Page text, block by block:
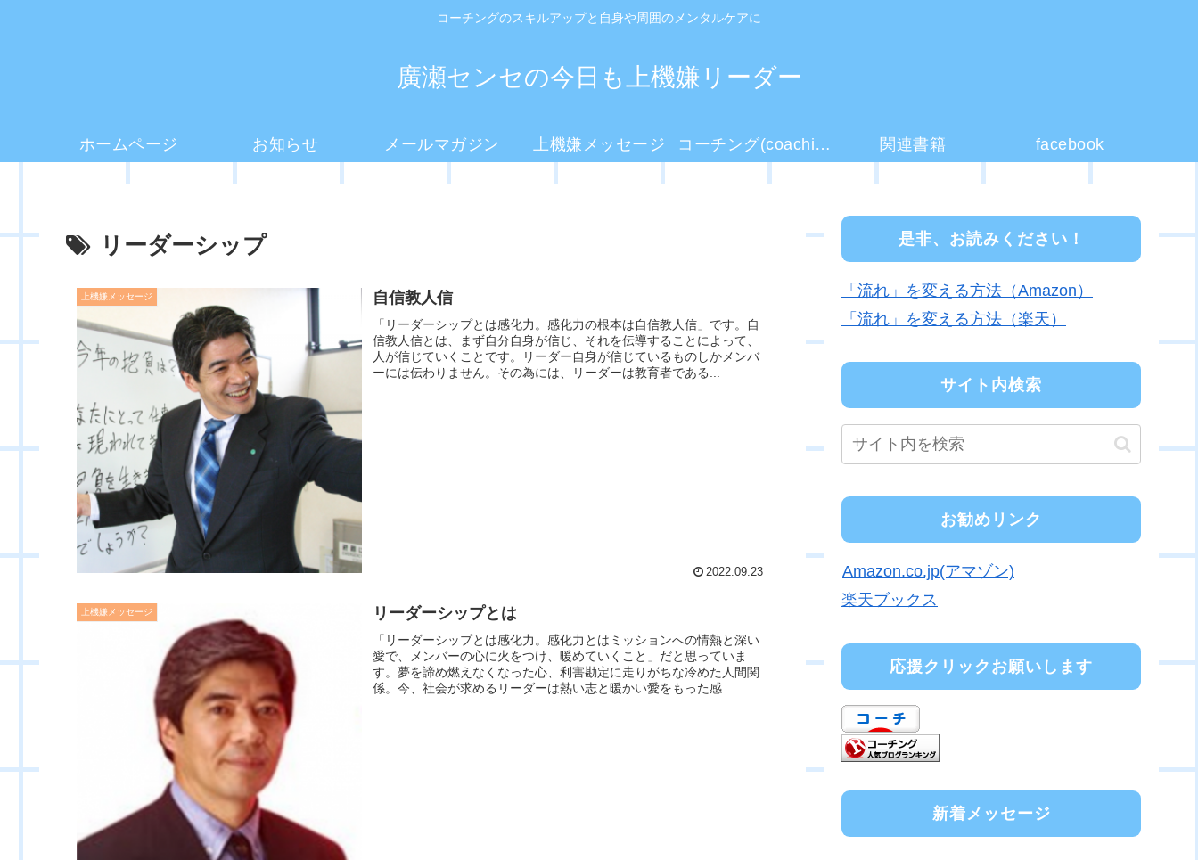
コーチングのスキルアップと自身や周囲のメンタルケアに
廣瀬センセの今日も上機嫌リーダー
ホームページ お知らせ メールマガジン 上機嫌メッセージ コーチング(coaching)とは？ 関連書籍 facebook
リーダーシップ
上機嫌メッセージ 自信教人信
「リーダーシップとは感化力。感化力の根本は自信教人信」です。自
信教人信とは、まず自分自身が信じ、それを伝導することによって、
人が信じていくことです。リーダー自身が信じているものしかメンバ
ーには伝わりません。その為には、リーダーは教育者である...
2022.09.23
上機嫌メッセージ リーダーシップとは
「リーダーシップとは感化力。感化力とはミッションへの情熱と深い
愛で、メンバーの心に火をつけ、暖めていくこと」だと思っていま
す。夢を諦め燃えなくなった心、利害勘定に走りがちな冷めた人間関
係。今、社会が求めるリーダーは熱い志と暖かい愛をもった感...
是非、お読みください！
「流れ」を変える方法（Amazon）
「流れ」を変える方法（楽天）
サイト内検索
お勧めリンク
Amazon.co.jp(アマゾン)
楽天ブックス
応援クリックお願いします
新着メッセージ